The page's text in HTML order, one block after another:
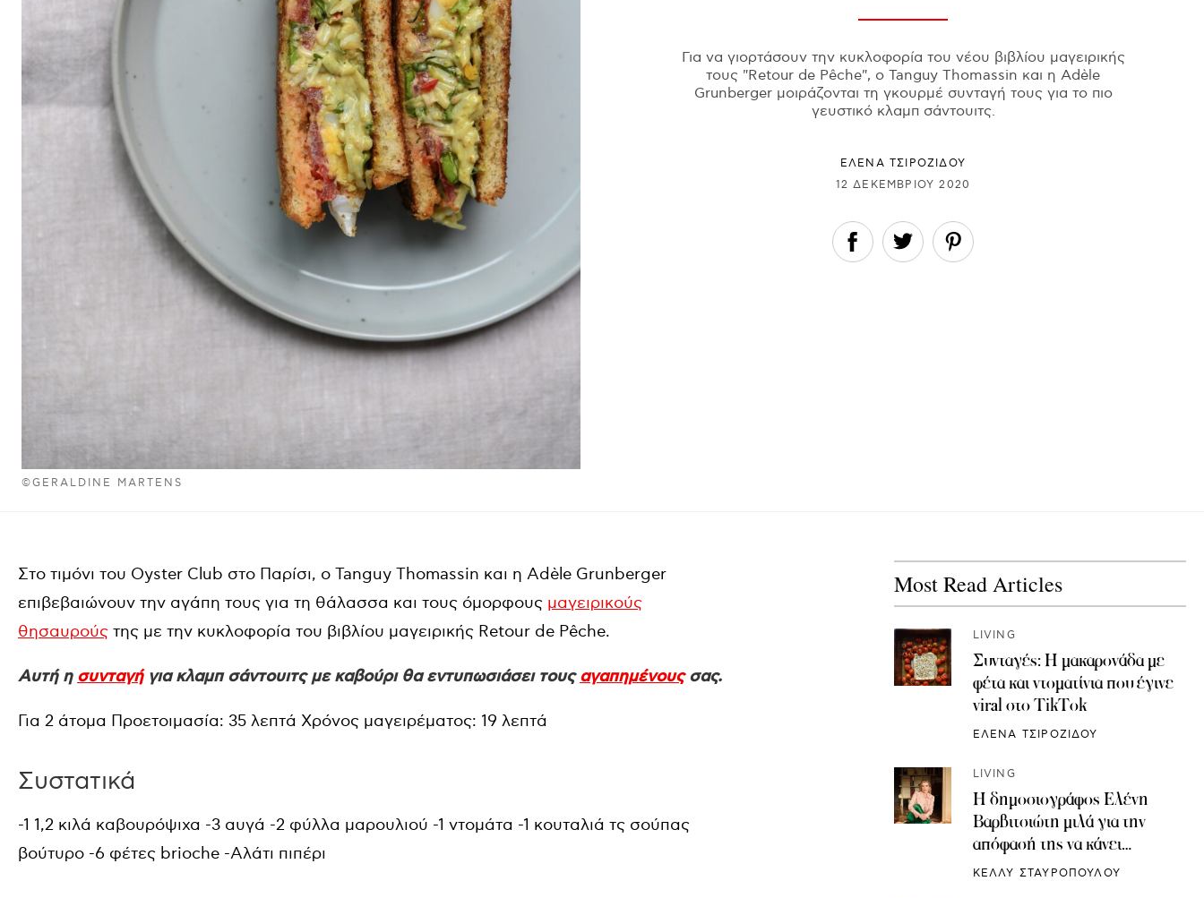
©GERALDINE MARTENS
Για να γιορτάσουν την κυκλοφορία του νέου βιβλίου μαγειρικής
τους "Retour de Pêche", ο Tanguy Thomassin και η Adèle
Grunberger μοιράζονται τη γκουρμέ συνταγή τους για το πιο
γευστικό κλαμπ σάντουιτς.
ΈΛΕΝΑ ΤΣΙΡΟΖΊΔΟΥ
12 ΔΕΚΕΜΒΡΊΟΥ 2020
Στο τιμόνι του Oyster Club στο Παρίσι, ο Tanguy Thomassin και η Adèle Grunberger
επιβεβαιώνουν την αγάπη τους για τη θάλασσα και τους όμορφους μαγειρικούς
θησαυρούς της με την κυκλοφορία του βιβλίου μαγειρικής Retour de Pêche.
Αυτή η συνταγήγια κλαμπ σάντουιτς με καβούρι θα εντυπωσιάσει τουςαγαπημένουςσας.
Για 2 άτομα Προετοιμασία: 35 λεπτά Χρόνος μαγειρέματος: 19 λεπτά
Συστατικά
-1 1,2 κιλά καβουρόψιχα -3 αυγά -2 φύλλα μαρουλιού -1 ντομάτα -1 κουταλιά τς σούπας
βούτυρο -6 φέτες brioche -Αλάτι πιπέρι
Most Read Articles
LIVING
Συνταγές: H μακαρονάδα με
φέτα και ντοματίνια που έγινε
viral στο TikTok
ΕΛΕΝΑ ΤΣΙΡΟΖΙΔΟΥ
LIVING
Η δημοσιογράφος Ελένη
Βαρβιτσιώτη μιλά για την
απόφασή της να κάνει
κρυοσυντήρηση ωαρίων
ΚΕΛΛΥ ΣΤΑΥΡΟΠΟΥΛΟΥ